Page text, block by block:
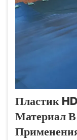
Пластик
Материал В